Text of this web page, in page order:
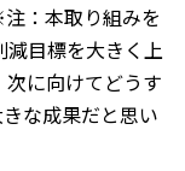
：本取り組みを
目標を大きく上
に向けてどうす
な成果だと思い